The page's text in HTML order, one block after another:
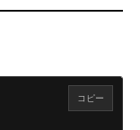
コピー